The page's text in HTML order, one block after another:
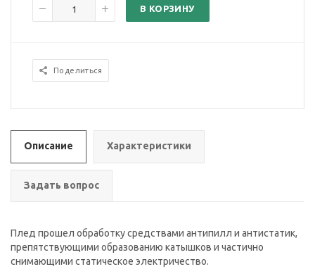
В КОРЗИНУ
Поделиться
Описание Характеристики
Задать вопрос
Плед прошел обработку средствами антипилл и антистатик,
препятствующими образованию катышков и частично
снимающими статическое электричество.